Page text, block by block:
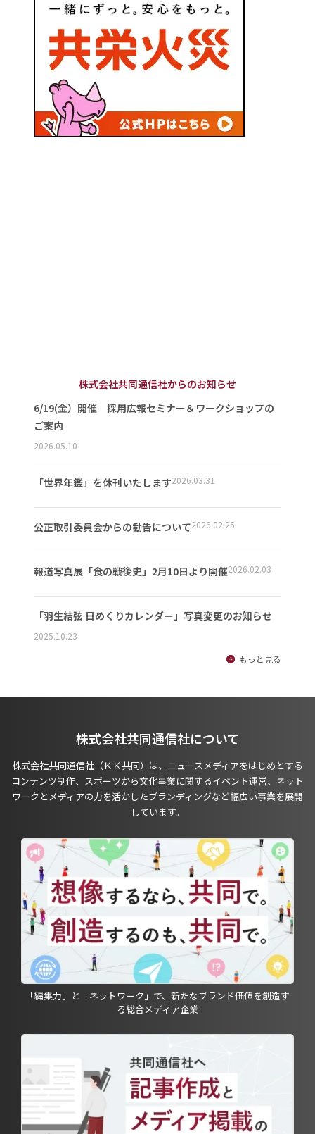
株式会社共同通信社からのお知らせ
6/19(金）開催 採用広報セミナー＆ワークショップの
ご案内
2026.05.10
「世界年鑑」を休刊いたします2026.03.31
公正取引委員会からの勧告について2026.02.25
報道写真展「食の戦後史」2月10日より開催2026.02.03
「羽生結弦 日めくりカレンダー」写真変更のお知らせ
2025.10.23
もっと見る
株式会社共同通信社について
株式会社共同通信社（ＫＫ共同）は、ニュースメディアをはじめとする
コンテンツ制作、スポーツから文化事業に関するイベント運営、ネット
ワークとメディアの力を活かしたブランディングなど幅広い事業を展開
しています。
「編集力」と「ネットワーク」で、新たなブランド価値を創造す
る総合メディア企業